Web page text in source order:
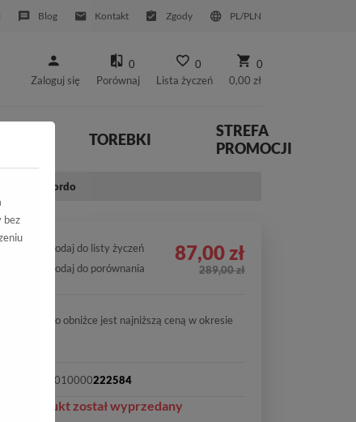
Blog Kontakt Zgody PL/PLN
Zaloguj się
0
Porównaj
0
Lista życzeń
0
0,00 zł
TOREBKI
STREFA
PROMOCJI
Welur Bordo
Dodaj do listy życzeń
Dodaj do porównania
87,00 zł
289,00 zł
Cena po obniżce jest najniższą ceną w okresie
2010000222584
Produkt został wyprzedany
bez